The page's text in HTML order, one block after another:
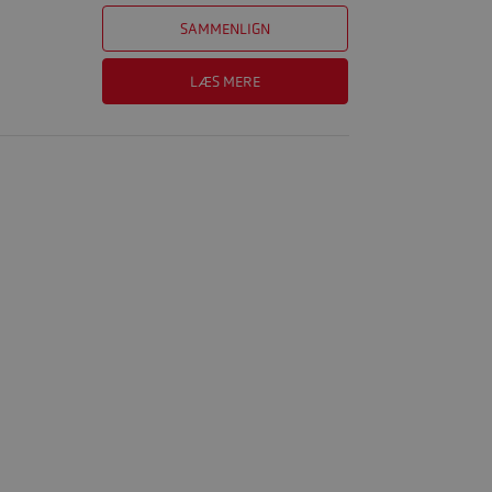
SAMMENLIGN
LÆS MERE